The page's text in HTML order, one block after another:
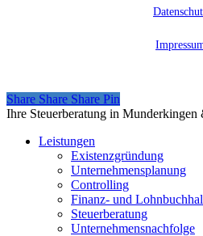
Share
Share Share Share Pin
Close
Ihre Steuerberatung in
Leistungen
Existenzgründung
Unternehmensplanung
Controlling
Finanz- und
Steuerberatung
Unternehmensnachfolge